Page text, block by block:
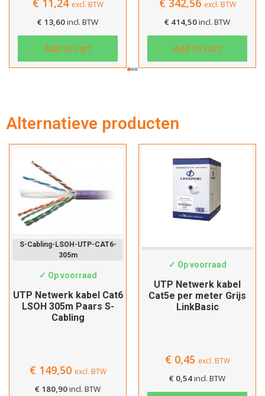
€ 11,24 excl. BTW
€ 13,60incl. BTW
Add to cart
€ 342,56 excl. BTW
€ 414,50incl. BTW
Add to cart
Alternatieve producten
S-Cabling-LSOH-UTP-CAT6-
305m
✓ Op voorraad
UTP Netwerk kabel Cat6
LSOH 305m Paars S-
Cabling
€149,50 excl. BTW
€ 180,90incl. BTW
✓ Op voorraad
UTP Netwerk kabel
Cat5e per meter Grijs
LinkBasic
€0,45 excl. BTW
€ 0,54incl. BTW
Dit product is succesvol toegevoegd
aan uw winkelwagen!